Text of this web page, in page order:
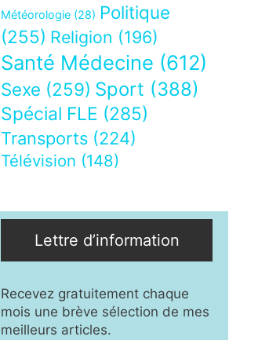
Météorologie (28) Politique
(255) Religion (196)
Santé Médecine (612)
Sexe (259) Sport (388)
Spécial FLE (285)
Transports (224)
Télévision (148)
Lettre d’information
Recevez gratuitement chaque
mois une brève sélection de mes
meilleurs articles.